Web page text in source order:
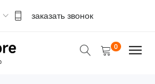
заказать звонок
0